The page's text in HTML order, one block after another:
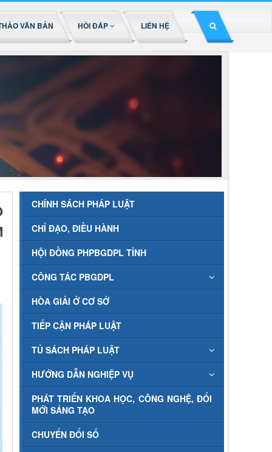
VĂN BẢN HỎI ĐÁP LIÊN HỆ
CHÍNH SÁCH PHÁP LUẬT
CHỈ ĐẠO, ĐIỀU HÀNH
HỘI ĐỒNG PHPBGDPL TỈNH
CÔNG TÁC PBGDPL
HÒA GIẢI Ở CƠ SỞ
TIẾP CẬN PHÁP LUẬT
TỦ SÁCH PHÁP LUẬT
HƯỚNG DẪN NGHIỆP VỤ
PHÁT TRIỂN KHOA HỌC, CÔNG NGHỆ, ĐỔI
MỚI SÁNG TẠO
CHUYỂN ĐỔI SỐ